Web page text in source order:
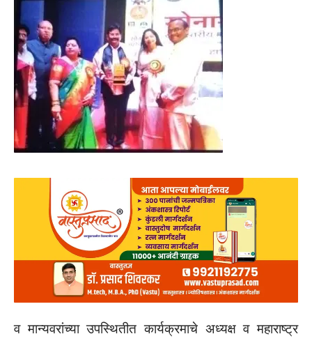
व मान्यवरांच्या उपस्थितीत कार्यक्रमाचे अध्यक्ष व महाराष्ट्र